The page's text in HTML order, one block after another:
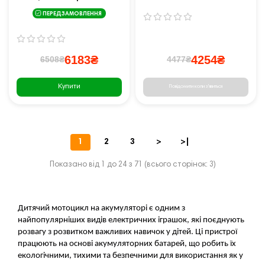
ПЕРЕДЗАМОВЛЕННЯ
6508₴6183₴
Купити
4477₴4254₴
Повідомити коли з'явиться
1 2 3 > >|
Показано від 1 до 24 з 71 (всього сторінок: 3)
Дитячий мотоцикл на акумуляторі є одним з
найпопулярніших видів електричних іграшок, які поєднують
розвагу з розвитком важливих навичок у дітей. Ці пристрої
працюють на основі акумуляторних батарей, що робить їх
екологічними, тихими та безпечними для використання як у